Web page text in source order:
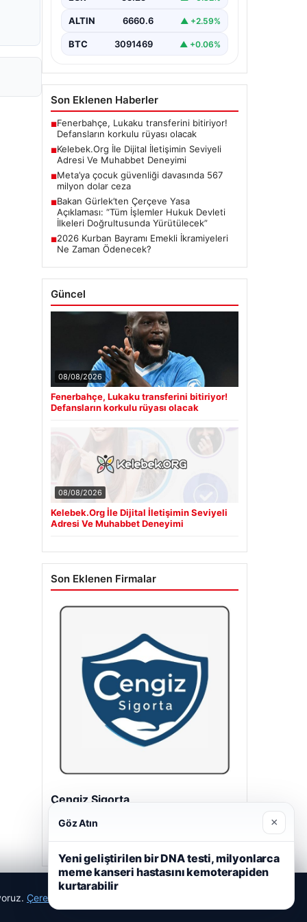
ALTIN 6660.6 ▲ +2.59%
BTC 3091469 ▲ +0.06%
Son Eklenen Haberler
■Fenerbahçe, Lukaku transferini bitiriyor!
Defansların korkulu rüyası olacak
■Kelebek.Org İle Dijital İletişimin Seviyeli
Adresi Ve Muhabbet Deneyimi
■Meta’ya çocuk güvenliği davasında 567
milyon dolar ceza
■Bakan Gürlek’ten Çerçeve Yasa
Açıklaması: “Tüm İşlemler Hukuk Devleti
İlkeleri Doğrultusunda Yürütülecek”
■2026 Kurban Bayramı Emekli İkramiyeleri
Ne Zaman Ödenecek?
Güncel
08/08/2026
Fenerbahçe, Lukaku transferini bitiriyor!
Defansların korkulu rüyası olacak
08/08/2026
Kelebek.Org İle Dijital İletişimin Seviyeli
Adresi Ve Muhabbet Deneyimi
Son Eklenen Firmalar
Cengiz Sigorta
Çerez Politikamız
Göz Atın ×
Yeni geliştirilen bir DNA testi, milyonlarca
meme kanseri hastasını kemoterapiden
kurtarabilir